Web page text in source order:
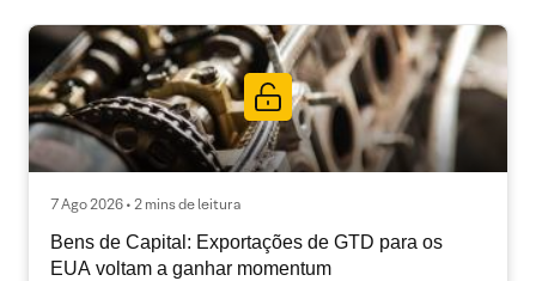
7 Ago 2026 • 2 mins de leitura
Bens de Capital: Exportações de GTD para os
EUA voltam a ganhar momentum